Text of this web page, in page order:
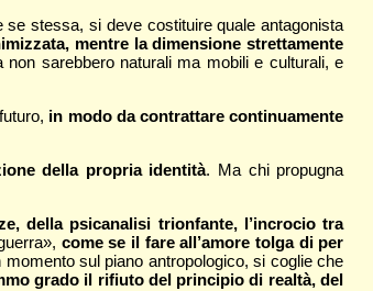
stessa, si deve costituire quale antagonista
mentre la dimensione strettamente
sarebbero naturali ma mobili e culturali, e
in modo da contrattare continuamente
della propria identità. Ma chi propugna
della psicanalisi trionfante, l’incrocio tra
come se il fare all’amore tolga di per
sul piano antropologico, si coglie che
grado il rifiuto del principio di realtà, del